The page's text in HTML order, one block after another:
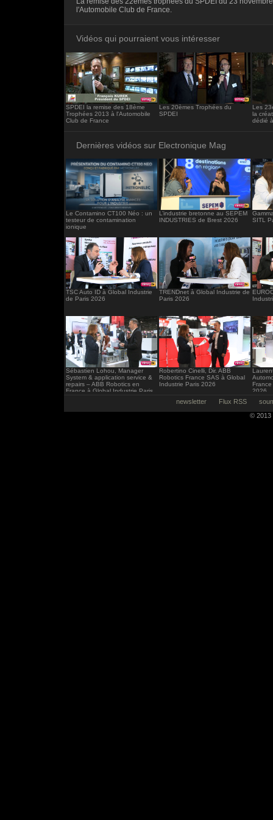
<iframe src="https://www.electronique-
frameborder="0"></iframe>
l'Automobile Club de France.
Vidéos qui pourraient vous intéresser
SPDEI la remise des 18ème
Trophées 2013 à l'Automobile
Club de France
Les 20èmes Trophées du
SPDEI
Les
la
dédié
Dernières vidéos sur Electronique Mag
Le Contamino CT100 Néo : un
testeur de contamination
ionique
L’industrie bretonne au SEPEM
INDUSTRIES de Brest 2026
SITL
TSC Auto ID à Global Industrie
de Paris 2026
TRENDnet à Global Industrie de
Paris 2026
Sébastien Lohou, Manager
System & application service &
repairs – ABB Robotics en
France à Global Industrie Paris
Robertino Cinelli, Dir. ABB
Robotics France SAS à Global
Industrie Paris 2026
2026
newsletter Flux RSS
© 2013